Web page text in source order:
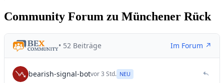
Community Forum zu Münchener Rück